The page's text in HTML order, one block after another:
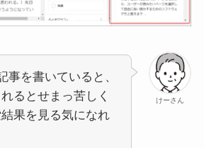
けーさん
事を書いていると、
るとせまっ苦しく
果を見る気になれ